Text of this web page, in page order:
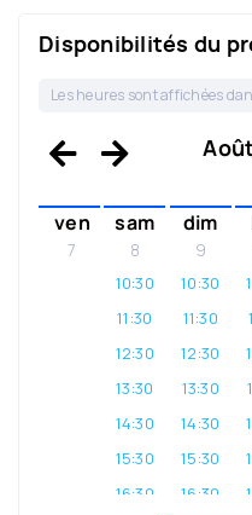
Disponibilités du
Les heures sont affichées
ven
7
sam
8
dim
9
10:30
11:30
12:30
13:30
14:30
15:30
16:30
10:30
11:30
12:30
13:30
14:30
15:30
16:30